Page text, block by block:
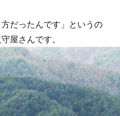
だったんです」というの
屋さんです。